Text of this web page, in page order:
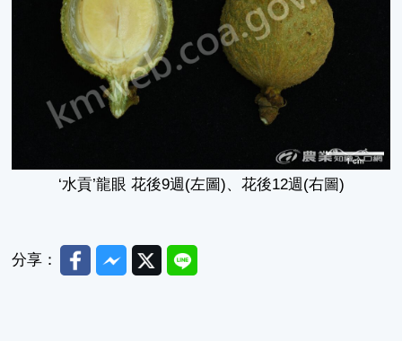
‘水貢’龍眼 花後9週(左圖)、花後12週(右圖)
分享： FacebookMessenger
TwitterLine